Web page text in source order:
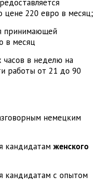
220 евро в месяц;
принимающей
в месяц
часов в неделю на
работы от 21 до 90
немецким
кандидатам женского
кандидатам с опытом